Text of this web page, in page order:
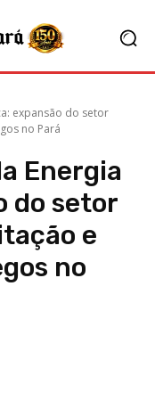
expansão do setor
no Pará
Energia
do setor
e
no